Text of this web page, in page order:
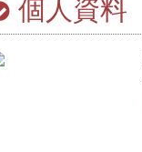
個人資料